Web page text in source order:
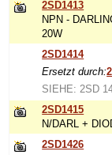
2SD1413
NPN -
20W
2SD1414
Ersetzt durch:
SIEHE: 2SD
2SD1415
N/DARL +
2SD1426